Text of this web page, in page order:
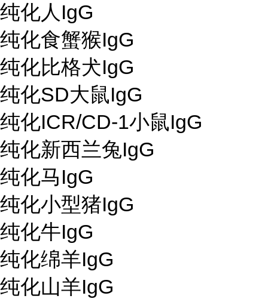
纯化人IgG
纯化食蟹猴IgG
纯化比格犬IgG
纯化SD大鼠IgG
纯化ICR/CD-1小鼠IgG
纯化新西兰兔IgG
纯化马IgG
纯化小型猪IgG
纯化牛IgG
纯化绵羊IgG
纯化山羊IgG